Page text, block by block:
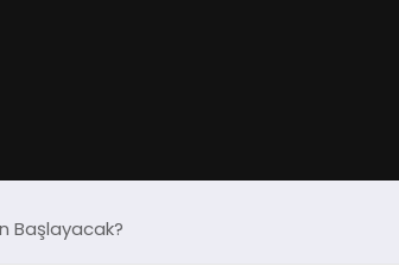
Başlayacak?